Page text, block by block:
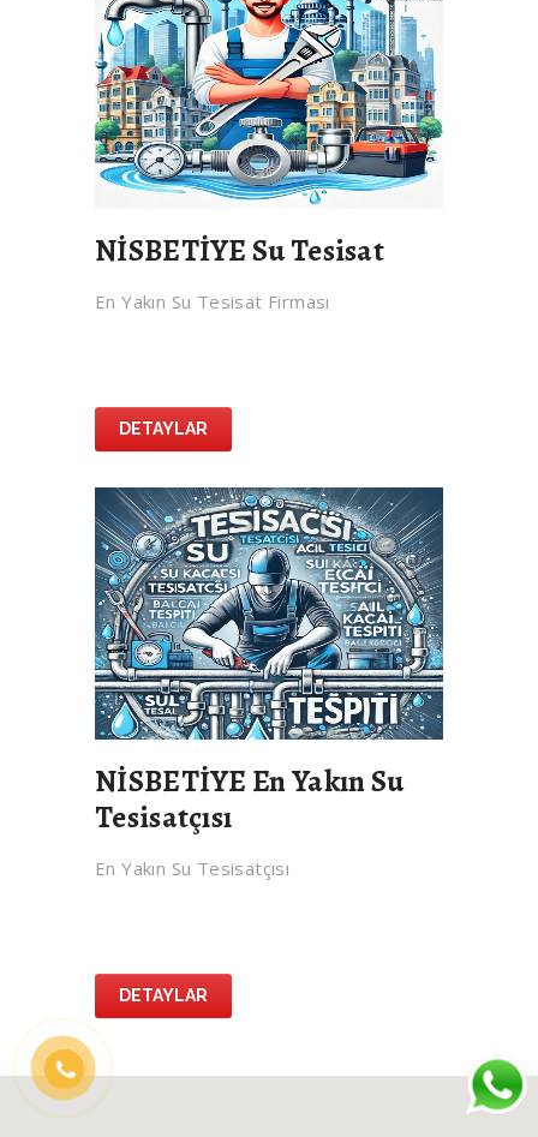
NİSBETİYE Su Tesisat
En Yakın Su Tesisat Firması
DETAYLAR
NİSBETİYE En Yakın Su
Tesisatçısı
En Yakın Su Tesisatçısı
DETAYLAR